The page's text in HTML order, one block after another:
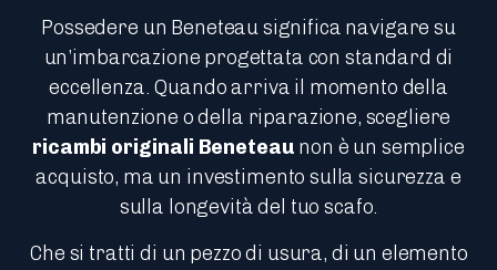
Possedere un Beneteau significa navigare su
un’imbarcazione progettata con standard di
eccellenza. Quando arriva il momento della
manutenzione o della riparazione, scegliere
ricambi originali Beneteau non è un semplice
acquisto, ma un investimento sulla sicurezza e
sulla longevità del tuo scafo.
Che si tratti di un pezzo di usura, di un elemento